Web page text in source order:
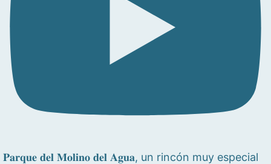
𝐏𝐚𝐫𝐪𝐮𝐞 𝐝𝐞𝐥 𝐌𝐨𝐥𝐢𝐧𝐨 𝐝𝐞𝐥 𝐀𝐠𝐮𝐚, un rincón muy especial